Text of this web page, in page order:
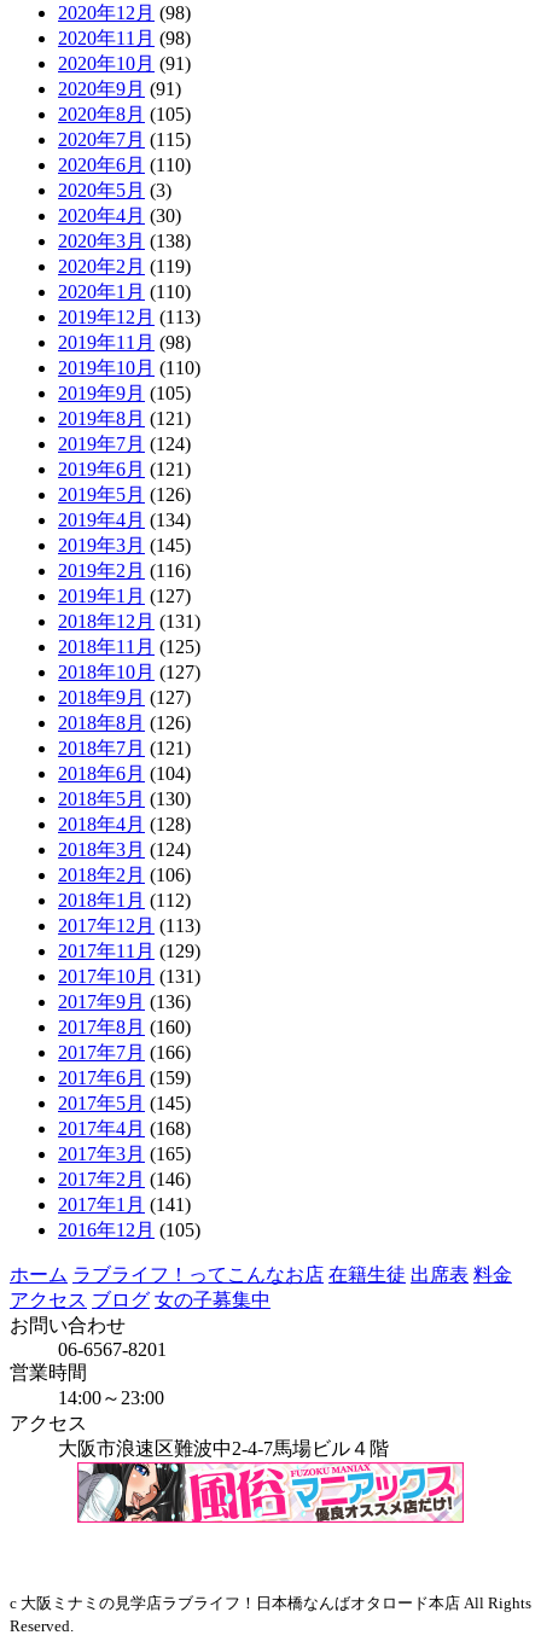
2020年12月 (98)
2020年11月 (98)
2020年10月 (91)
2020年9月 (91)
2020年8月 (105)
2020年7月 (115)
2020年6月 (110)
2020年5月 (3)
2020年4月 (30)
2020年3月 (138)
2020年2月 (119)
2020年1月 (110)
2019年12月 (113)
2019年11月 (98)
2019年10月 (110)
2019年9月 (105)
2019年8月 (121)
2019年7月 (124)
2019年6月 (121)
2019年5月 (126)
2019年4月 (134)
2019年3月 (145)
2019年2月 (116)
2019年1月 (127)
2018年12月 (131)
2018年11月 (125)
2018年10月 (127)
2018年9月 (127)
2018年8月 (126)
2018年7月 (121)
2018年6月 (104)
2018年5月 (130)
2018年4月 (128)
2018年3月 (124)
2018年2月 (106)
2018年1月 (112)
2017年12月 (113)
2017年11月 (129)
2017年10月 (131)
2017年9月 (136)
2017年8月 (160)
2017年7月 (166)
2017年6月 (159)
2017年5月 (145)
2017年4月 (168)
2017年3月 (165)
2017年2月 (146)
2017年1月 (141)
2016年12月 (105)
ホーム ラブライフ！ってこんなお店 在籍生徒 出席表 料金
アクセス ブログ 女の子募集中
お問い合わせ
06-6567-8201
営業時間
14:00～23:00
アクセス
大阪市浪速区難波中2-4-7馬場ビル４階
c 大阪ミナミの見学店ラブライフ！日本橋なんばオタロード本店 All Rights
Reserved.